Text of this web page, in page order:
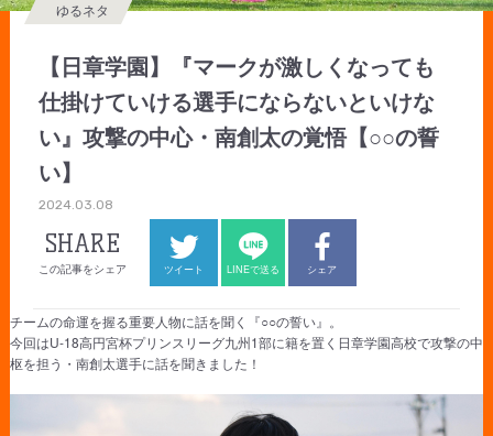
【日章学園】『マークが激しくなっても
仕掛けていける選手にならないといけな
い』攻撃の中心・南創太の覚悟【○○の誓
い】
ゆるネタ
2024.03.08
SHARE
この記事をシェア ツイート LINEで送る シェア
チームの命運を握る重要人物に話を聞く『○○の誓い』。
今回はU-18高円宮杯プリンスリーグ九州1部に籍を置く日章学園高校で攻撃の中
枢を担う・南創太選手に話を聞きました！